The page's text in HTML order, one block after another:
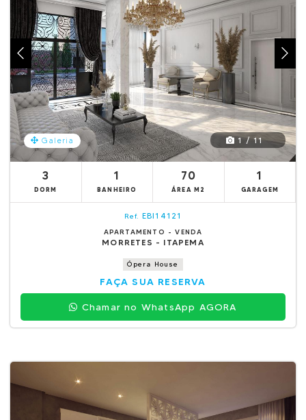
Galeria 1 / 11
3
DORM
1
BANHEIRO
70
ÁREA M2
1
GARAGEM
Ref. EBI14121
APARTAMENTO - VENDA
MORRETES - ITAPEMA
Ópera House
FAÇA SUA RESERVA
Chamar no WhatsApp AGORA